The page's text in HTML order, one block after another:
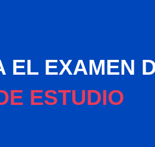
EL EXAMEN
ESTUDIO